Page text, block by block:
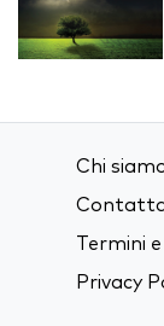
Chi
Termini
Privacy